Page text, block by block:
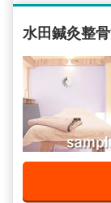
水田鍼灸整